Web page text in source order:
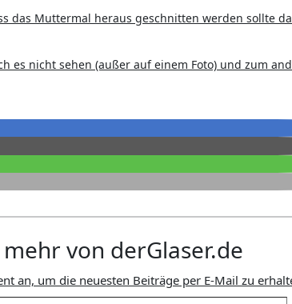
das Muttermal heraus geschnitten werden sollte
es nicht sehen (außer auf einem Foto) und zum
von derGlaser.de
an, um die neuesten Beiträge per E-Mail zu